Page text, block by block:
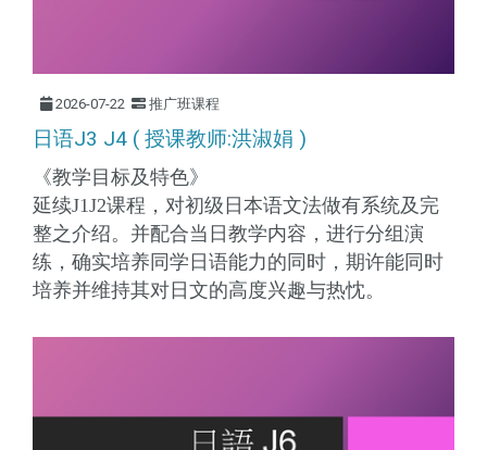
2026-07-22 推广班课程
日语J3 J4 ( 授课教师:洪淑娟 )
《教学目标及特色》
延续J1J2课程，对初级日本语文法做有系统及完
整之介绍。并配合当日教学内容，进行分组演
练，确实培养同学日语能力的同时，期许能同时
培养并维持其对日文的高度兴趣与热忱。